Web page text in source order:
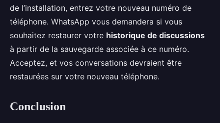
de l’installation, entrez votre nouveau numéro de
téléphone. WhatsApp vous demandera si vous
souhaitez restaurer votre historique de discussions
à partir de la sauvegarde associée à ce numéro.
Acceptez, et vos conversations devraient être
restaurées sur votre nouveau téléphone.
Conclusion